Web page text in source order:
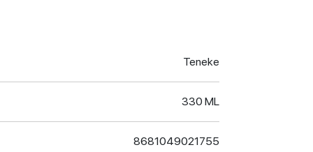
Teneke
330 ML
8681049021755